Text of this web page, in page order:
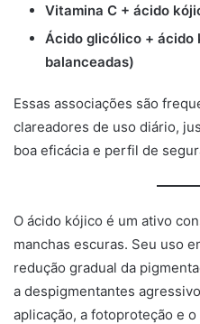
Vitamina C + ácido
Ácido glicólico + ácido
balanceadas)
Essas associações são
clareadores de uso diário,
boa eficácia e perfil de
O ácido kójico é um ativo
manchas escuras. Seu uso
redução gradual da
a despigmentantes
aplicação, a fotoproteção e